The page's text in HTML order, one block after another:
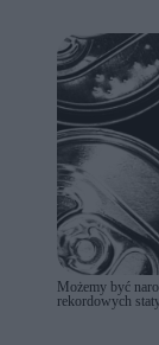
Możemy być
rekordowych